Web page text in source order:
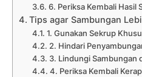
6. Periksa Kembali Hasil
Tips agar Sambungan
1. Gunakan Sekrup
2. Hindari
3. Lindungi Sambungan
4. Periksa Kembali